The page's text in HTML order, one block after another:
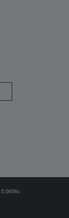
0.0606s